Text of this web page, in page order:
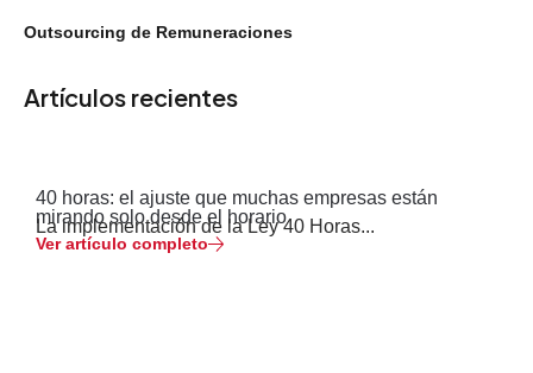
Outsourcing de Remuneraciones
Artículos recientes
40 horas: el ajuste que muchas empresas están
mirando solo desde el horario
La implementación de la Ley 40 Horas...
Ver artículo completo